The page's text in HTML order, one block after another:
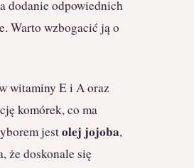
dodanie odpowiednich
Warto wzbogacić ją o
witaminy E i A oraz
komórek, co ma
jestolej jojoba,
że doskonale się